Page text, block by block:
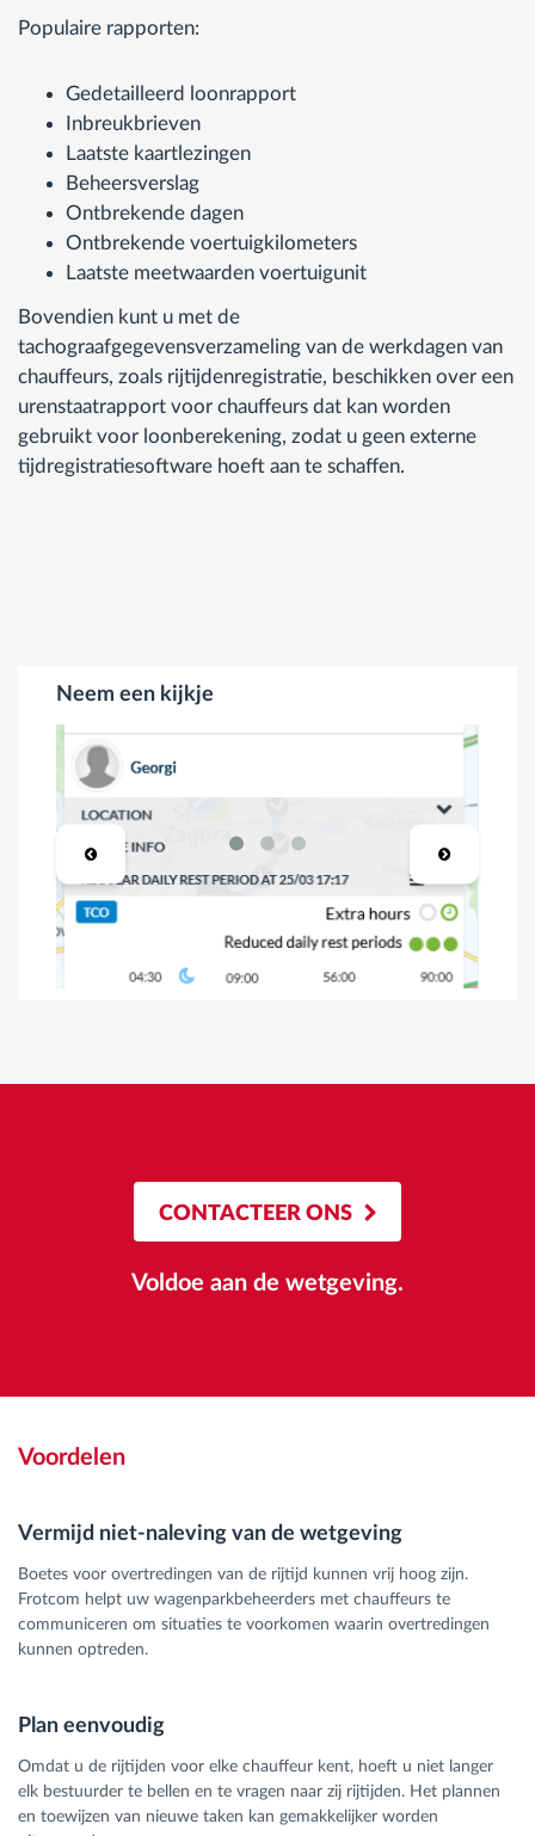
Populaire rapporten:
Gedetailleerd loonrapport
Inbreukbrieven
Laatste kaartlezingen
Beheersverslag
Ontbrekende dagen
Ontbrekende voertuigkilometers
Laatste meetwaarden voertuigunit
Bovendien kunt u met de
tachograafgegevensverzameling van de werkdagen van
chauffeurs, zoals rijtijdenregistratie, beschikken over een
urenstaatrapport voor chauffeurs dat kan worden
gebruikt voor loonberekening, zodat u geen externe
tijdregistratiesoftware hoeft aan te schaffen.
Neem een kijkje
CONTACTEER ONS
Voldoe aan de wetgeving.
Voordelen
Vermijd niet-naleving van de wetgeving
Boetes voor overtredingen van de rijtijd kunnen vrij hoog zijn.
Frotcom helpt uw wagenparkbeheerders met chauffeurs te
communiceren om situaties te voorkomen waarin overtredingen
kunnen optreden.
Plan eenvoudig
Omdat u de rijtijden voor elke chauffeur kent, hoeft u niet langer
elk bestuurder te bellen en te vragen naar zij rijtijden. Het plannen
en toewijzen van nieuwe taken kan gemakkelijker worden